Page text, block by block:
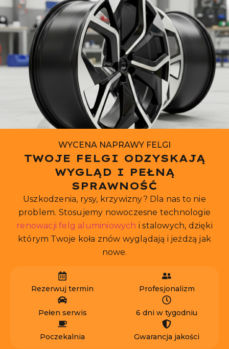
WYCENA NAPRAWY FELGI
TWOJE FELGI ODZYSKAJĄ
WYGLĄD I PEŁNĄ
SPRAWNOŚĆ
Uszkodzenia, rysy, krzywizny? Dla nas to nie
problem. Stosujemy nowoczesne technologie
renowacji felg aluminiowych i stalowych, dzięki
którym Twoje koła znów wyglądają i jeżdżą jak
nowe.
Rezerwuj termin Profesjonalizm
Pełen serwis 6 dni w tygodniu
Poczekalnia Gwarancja jakości